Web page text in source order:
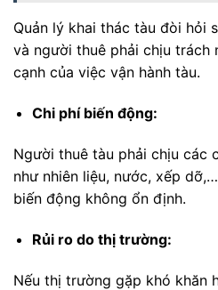
Quản lý khai thác tàu đòi hỏi
và người thuê phải chịu trách
cạnh của việc vận hành tàu.
Chi phí biến động:
Người thuê tàu phải chịu các
như nhiên liệu, nước, xếp
biến động không ổn định.
Rủi ro do thị trường:
Nếu thị trường gặp khó khăn